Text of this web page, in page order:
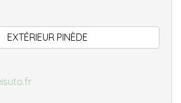
EXTÉRIEUR PINÈDE